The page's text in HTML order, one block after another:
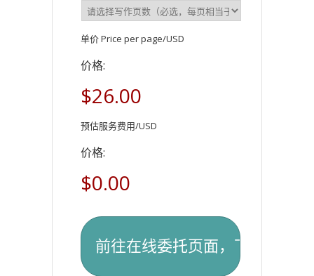
单价 Price per page/USD
价格:
$26.00
预估服务费用/USD
价格:
$0.00